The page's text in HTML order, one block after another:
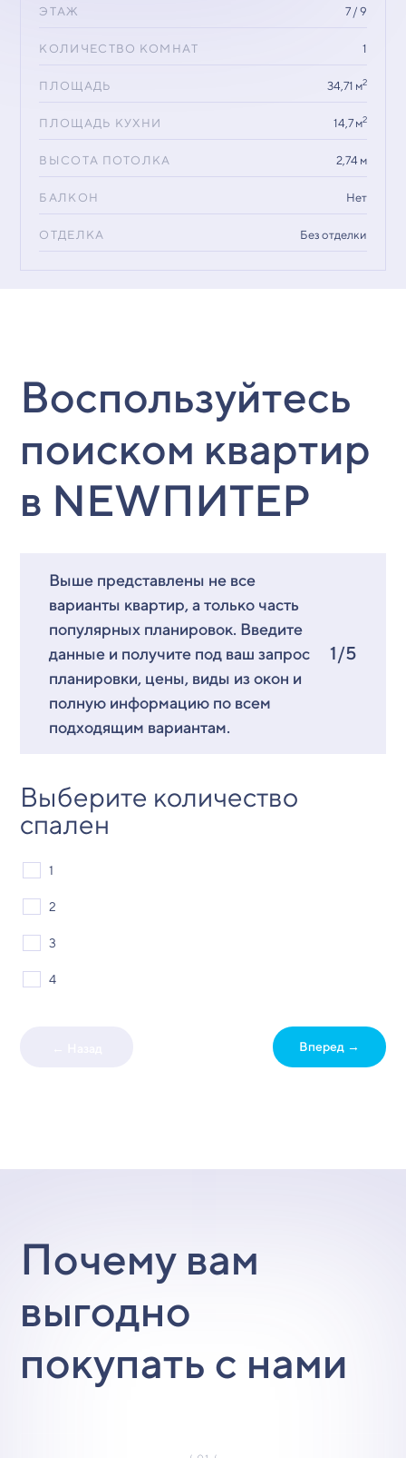
ЭТАЖ 7 / 9
КОЛИЧЕСТВО КОМНАТ 1
ПЛОЩАДЬ 34,71 м2
ПЛОЩАДЬ КУХНИ 14,7 м2
ВЫСОТА ПОТОЛКА 2,74 м
БАЛКОН Нет
ОТДЕЛКА Без отделки
Воспользуйтесь
поиском квартир
в NEWПИТЕР
Выше представлены не все
варианты квартир, а только часть
популярных планировок. Введите
данные и получите под ваш запрос
планировки, цены, виды из окон и
полную информацию по всем
подходящим вариантам.
1/5
Выберите количество
спален
1
2
3
4
Вперед →
Почему вам
выгодно
покупать с нами